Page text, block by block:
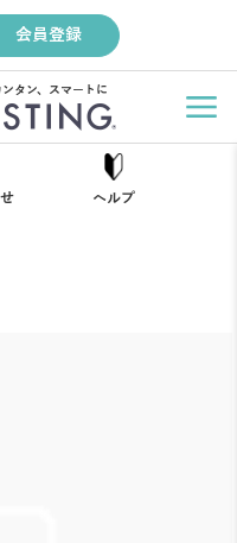
会員登録
タン、スマートに
ヘルプ